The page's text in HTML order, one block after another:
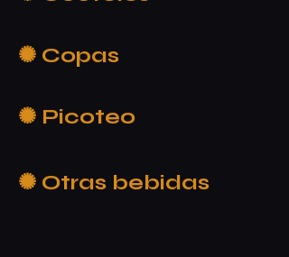
✺ Copas
✺ Picoteo
✺ Otras bebidas